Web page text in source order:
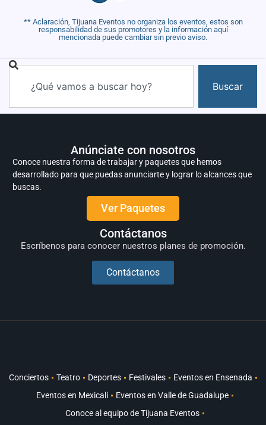
** Aclaración, Tijuana Eventos no organiza los eventos, estos son
responsabilidad de sus promotores y la información aquí
mencionada puede cambiar sin previo aviso.
Buscar
Anúnciate con nosotros
Conoce nuestra forma de trabajar y paquetes que hemos
desarrollado para que puedas anunciarte y lograr lo alcances que
buscas.
Ver Paquetes
Contáctanos
Escríbenos para conocer nuestros planes de promoción.
Contáctanos
Conciertos Teatro Deportes Festivales
Eventos en Ensenada
Eventos en Mexicali
Eventos en Valle de Guadalupe
Conoce al equipo de Tijuana Eventos